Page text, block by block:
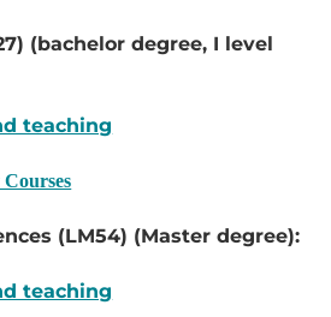
(bachelor degree, I level
teaching
(LM54) (Master degree):
teaching